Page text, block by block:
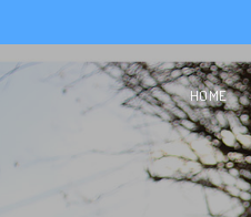
HOME